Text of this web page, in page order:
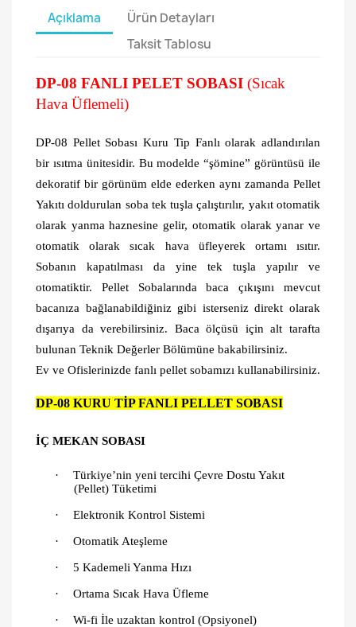
Açıklama
Ürün Detayları
Taksit Tablosu
DP-08 FANLI PELET SOBASI (Sıcak
Hava Üflemeli)
DP-08 Pellet Sobası Kuru Tip Fanlı olarak adlandırılan
bir ısıtma ünitesidir. Bu modelde “şömine” görüntüsü ile
dekoratif bir görünüm elde ederken aynı zamanda Pellet
Yakıtı doldurulan soba tek tuşla çalıştırılır, yakıt otomatik
olarak yanma haznesine gelir, otomatik olarak yanar ve
otomatik olarak sıcak hava üfleyerek ortamı ısıtır.
Sobanın kapatılması da yine tek tuşla yapılır ve
otomatiktir. Pellet Sobalarında baca çıkışını mevcut
bacanıza bağlanabildiğiniz gibi isterseniz direkt olarak
dışarıya da verebilirsiniz. Baca ölçüsü için alt tarafta
bulunan Teknik Değerler Bölümüne bakabilirsiniz.
Ev ve Ofislerinizde fanlı pellet sobamızı kullanabilirsiniz.
DP-08 KURU TİP FANLI PELLET SOBASI
İÇ MEKAN SOBASI
·
Türkiye’nin yeni tercihi Çevre Dostu Yakıt
(Pellet) Tüketimi
· Elektronik Kontrol Sistemi
· Otomatik Ateşleme
· 5 Kademeli Yanma Hızı
· Ortama Sıcak Hava Üfleme
· Wi-fi İle uzaktan kontrol (Opsiyonel)